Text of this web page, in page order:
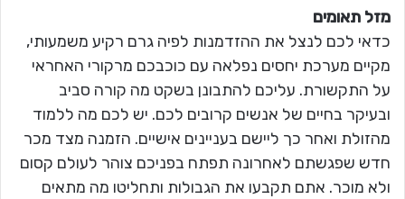
מזל תאומים
כדאי לכם לנצל את ההזדמנות לפיה גרם רקיע משמעותי,
מקיים מערכת יחסים נפלאה עם כוכבכם מרקורי האחראי
על התקשורת. עליכם להתבונן בשקט מה קורה סביב
ובעיקר בחיים של אנשים קרובים לכם. יש לכם מה ללמוד
מהזולת ואחר כך ליישם בעניינים אישיים. הזמנה מצד מכר
חדש שפגשתם לאחרונה תפתח בפניכם צוהר לעולם קסום
ולא מוכר. אתם תקבעו את הגבולות ותחליטו מה מתאים